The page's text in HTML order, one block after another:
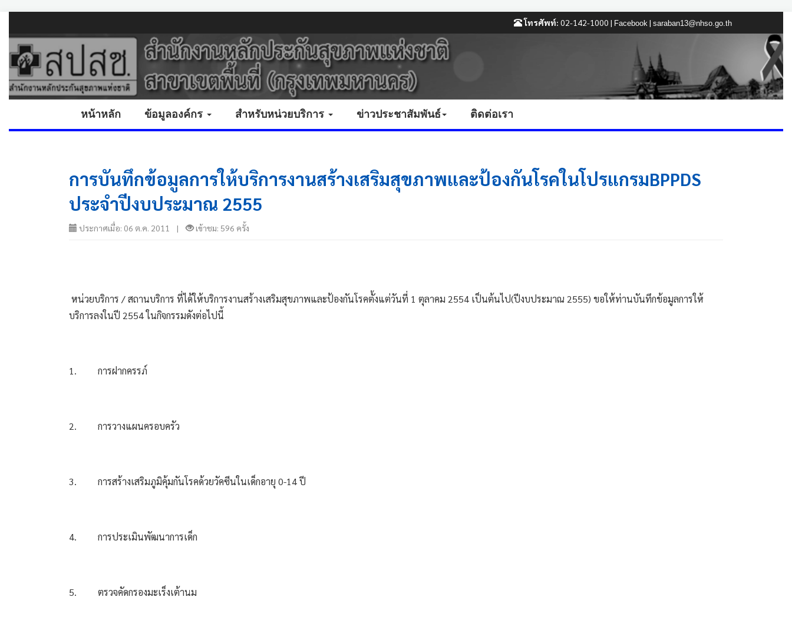
โทรศัพท์: 02-142-1000 | Facebook | saraban13@nhso.go.th
หน้าหลัก ข้อมูลองค์กร สำหรับหน่วยบริการ ข่าวประชาสัมพันธ์ ติดต่อเรา
การบันทึกข้อมูลการให้บริการงานสร้างเสริมสุขภาพและป้องกันโรคในโปรแกรมBPPDS
ประจำปีงบประมาณ 2555
ประกาศเมื่อ: 06 ต.ค. 2011 | เข้าชม: 596 ครั้ง
หน่วยบริการ / สถานบริการ ที่ได้ให้บริการงานสร้างเสริมสุขภาพและป้องกันโรคตั้งแต่วันที่ 1 ตุลาคม 2554 เป็นต้นไป(ปีงบประมาณ 2555) ขอให้ท่านบันทึกข้อมูลการให้
บริการลงในปี 2554 ในกิจกรรมดังต่อไปนี้
1. การฝากครรภ์
2. การวางแผนครอบครัว
3. การสร้างเสริมภูมิคุ้มกันโรคด้วยวัคซีนในเด็กอายุ 0-14 ปี
4. การประเมินพัฒนาการเด็ก
5. ตรวจคัดกรองมะเร็งเต้านม